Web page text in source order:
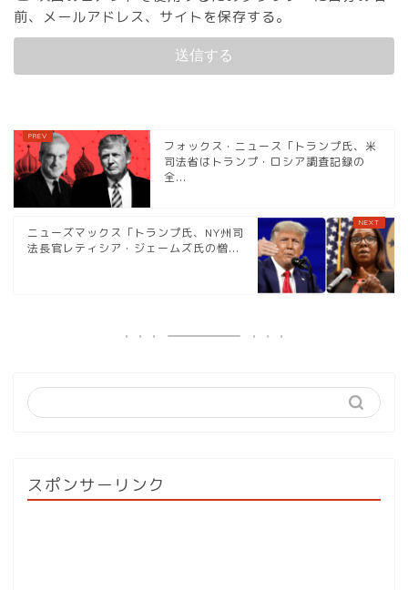
前、メールアドレス、サイトを保存する。
フォックス・ニュース「トランプ氏、米
司法省はトランプ・ロシア調査記録の
全...
ニューズマックス「トランプ氏、NY州司
法長官レティシア・ジェームズ氏の憎...
スポンサーリンク